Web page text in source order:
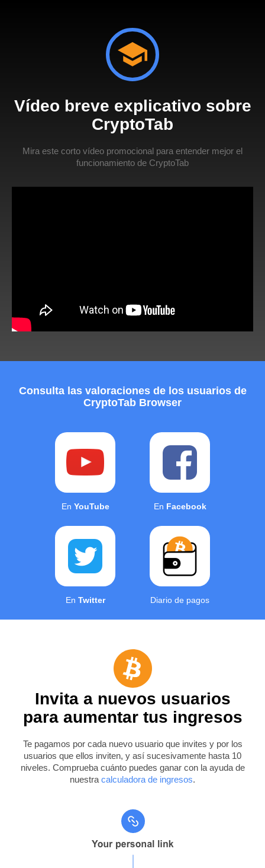
Vídeo breve explicativo sobre
CryptoTab
Mira este corto vídeo promocional para entender mejor el
funcionamiento de CryptoTab
Consulta las valoraciones de los usuarios de
CryptoTab Browser
En YouTube En Facebook
En Twitter Diario de pagos
Invita a nuevos usuarios
para aumentar tus ingresos
Te pagamos por cada nuevo usuario que invites y por los
usuarios que ellos inviten, y así sucesivamente hasta 10
niveles. Comprueba cuánto puedes ganar con la ayuda de
nuestra calculadora de ingresos.